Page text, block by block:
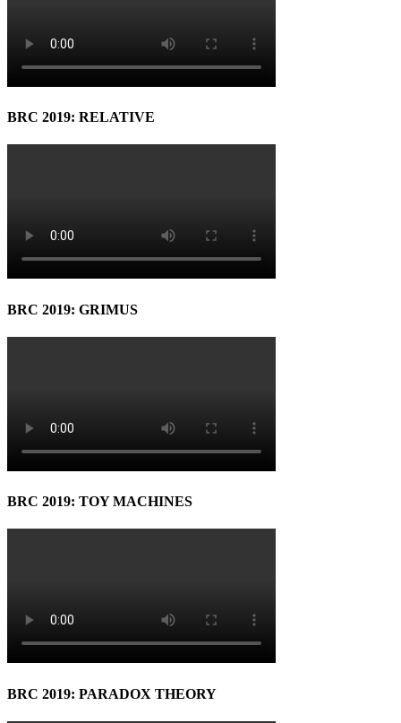
BRC 2019: RELATIVE
BRC 2019: GRIMUS
BRC 2019: TOY MACHINES
BRC 2019: PARADOX THEORY